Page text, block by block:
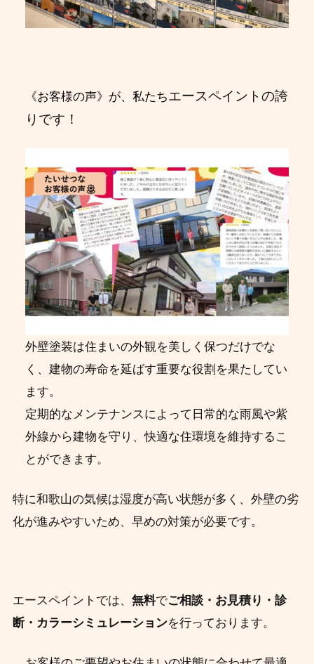
《お客様の声》 が、私たちエースペイントの誇
りです！
外壁塗装は住まいの外観を美しく保つだけでな
く、建物の寿命を延ばす重要な役割を果たしてい
ます。
定期的なメンテナンスによって日常的な雨風や紫
外線から建物を守り、快適な住環境を維持するこ
とができます。
特に和歌山の気候は湿度が高い状態が多く、外壁の劣
化が進みやすいため、早めの対策が必要です。
エースペイントでは、 無料でご相談・お見積り・診
断・カラーシミュレーションを行っております。